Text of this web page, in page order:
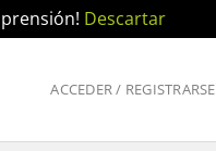
Descartar
ACCEDER / REGISTRARSE